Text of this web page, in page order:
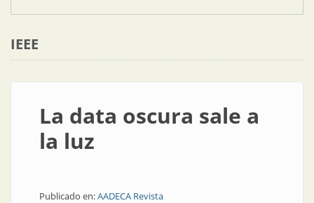
IEEE
La data oscura sale a
la luz
Publicado en:AADECA Revista